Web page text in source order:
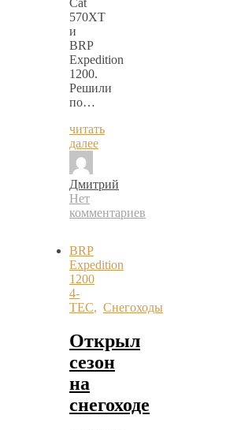
570XT
и
BRP
Expedition
1200.
Решили
по…
читать
далее
Дмитрий
Нет
комментариев
BRP
Expedition
1200
4-
TEC, Снегоходы
Открыл
сезон
на
снегоходе